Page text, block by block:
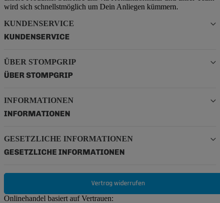
wird sich schnellstmöglich um Dein Anliegen kümmern.
KUNDENSERVICE
KUNDENSERVICE
ÜBER STOMPGRIP
ÜBER STOMPGRIP
INFORMATIONEN
INFORMATIONEN
GESETZLICHE INFORMATIONEN
GESETZLICHE INFORMATIONEN
Vertrag widerrufen
Onlinehandel basiert auf Vertrauen: